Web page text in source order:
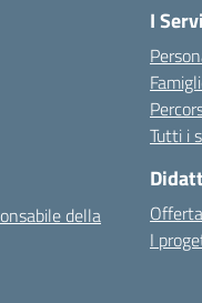
della
I
Tutti i
I